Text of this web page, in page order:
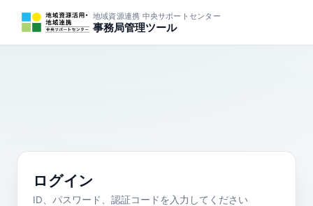
地域資源連携 中央サポートセンター
事務局管理ツール
ログイン
ID、パスワード、認証コードを入力してください